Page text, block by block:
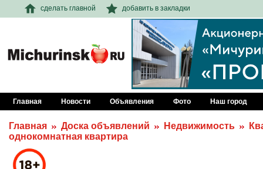
сделать главной добавить в закладки
Главная Новости Объявления Фото Наш город
Главная Доска объявлений Недвижимость
однокомнатная квартира